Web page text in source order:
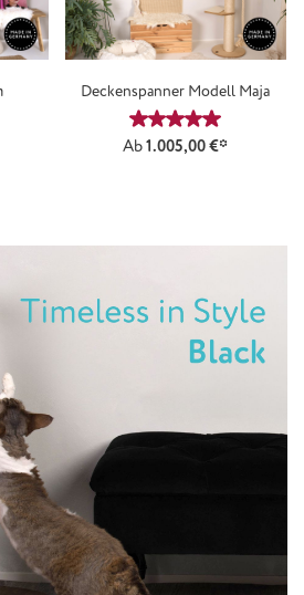
Bewertung von 5 von 5 Sternen
Deckenspanner Modell Maja
Durchschnittliche
Ab1.005,00 €*